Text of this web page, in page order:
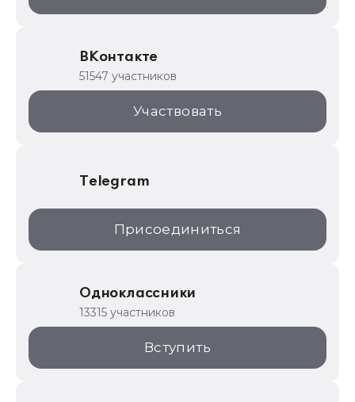
ИТС.1C.ru
1С для торговли
1С:Торговая площадка
ВКонтакте
51547 участников
Участвовать
Telegram
Присоединиться
Одноклассники
13315 участников
Вступить